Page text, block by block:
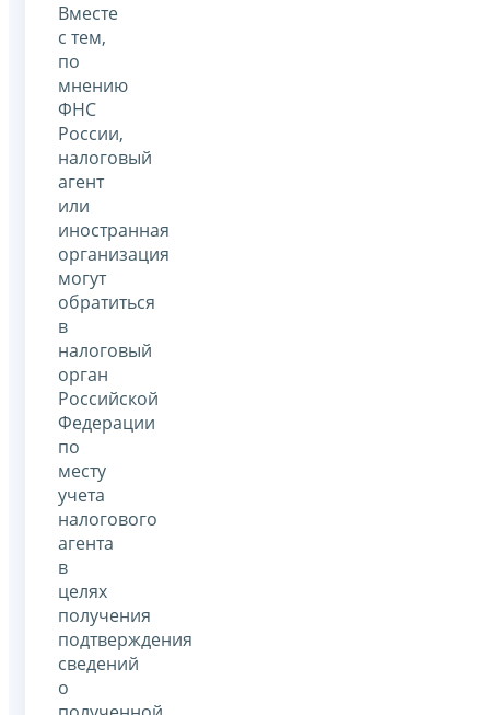
Вместе
с тем,
по
мнению
ФНС
России,
налоговый
агент
или
иностранная
организация
могут
обратиться
в
налоговый
орган
Российской
Федерации
по
месту
учета
налогового
агента
в
целях
получения
подтверждения
сведений
о